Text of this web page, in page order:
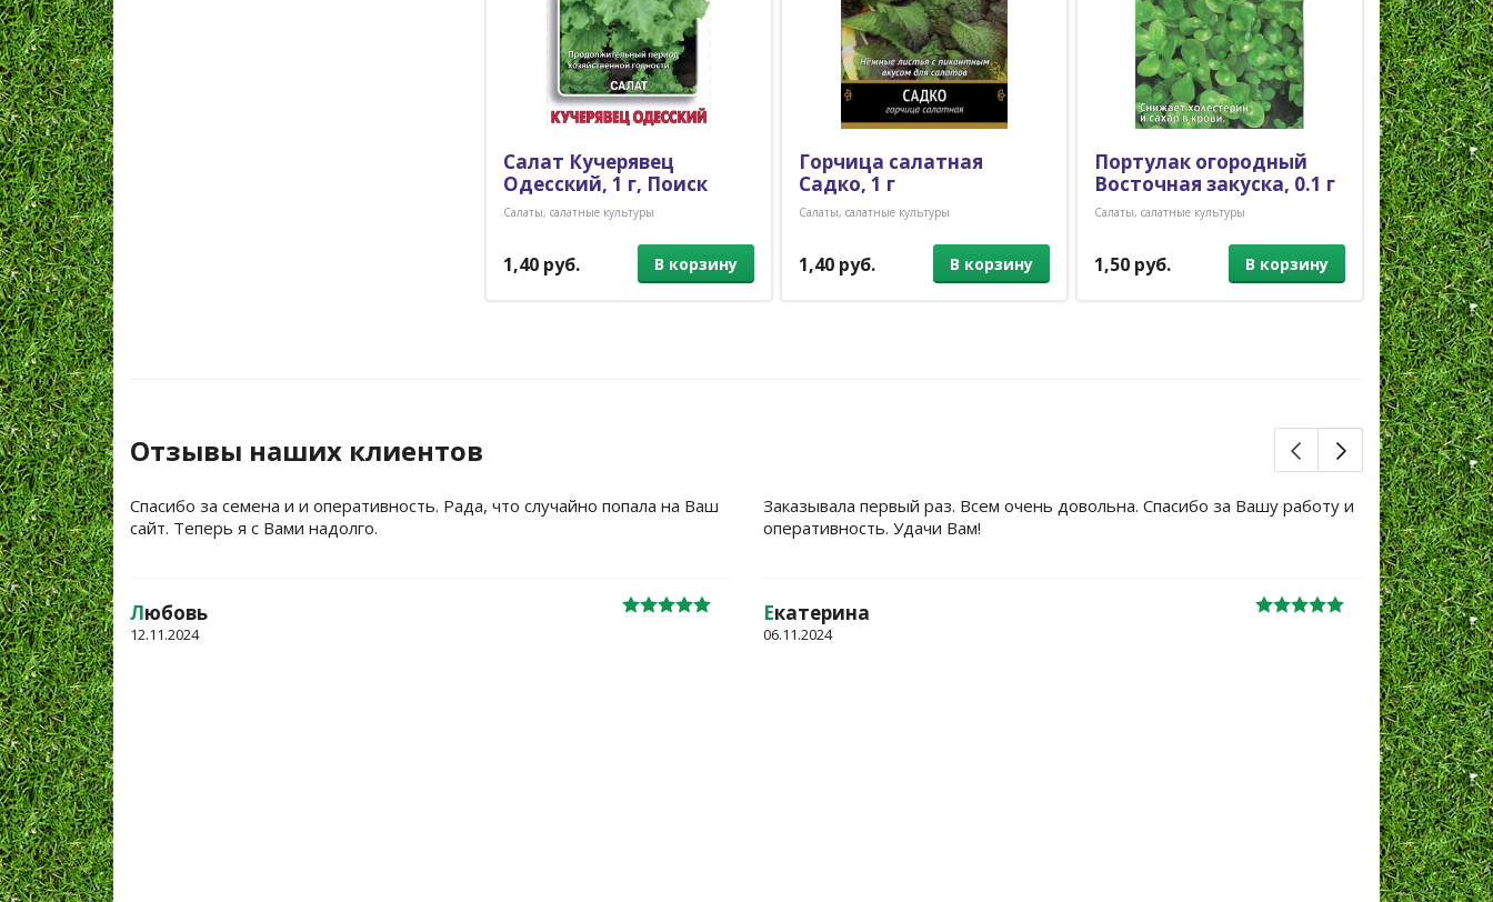
Салат Кучерявец
Одесский, 1 г, Поиск
Салаты, салатные культуры
1,40 руб. В корзину
Горчица салатная
Садко, 1 г
Салаты, салатные культуры
1,40 руб. В корзину
Портулак огородный
Восточная закуска, 0.1 г
Салаты, салатные культуры
1,50 руб. В корзину
Салат
Салаты, салатные
1,30 руб.
Отзывы наших клиентов
Спасибо за семена и и оперативность. Рада, что случайно попала на Ваш
сайт. Теперь я с Вами надолго.
Любовь
12.11.2024
Заказывала первый раз. Всем очень довольна. Спасибо за Вашу работу и
оперативность. Удачи Вам!
Екатерина
06.11.2024
Большое
уже не
Жанна
06.10.2024